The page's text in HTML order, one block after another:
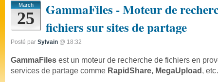
March
25
GammaFiles - Moteur de
fichiers sur sites de partage
Posté par Sylvain @ 18:32
GammaFiles est un moteur de recherche de fichiers en
services de partage comme RapidShare, MegaUpload ,